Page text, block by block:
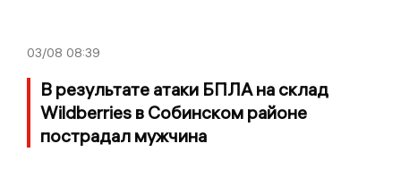
03/08 08:39
В результате атаки БПЛА на склад
Wildberries в Собинском районе
пострадал мужчина